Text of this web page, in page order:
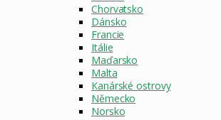
Chorvatsko
Dánsko
Francie
Itálie
Maďarsko
Malta
Kanárské ostrovy
Německo
Norsko